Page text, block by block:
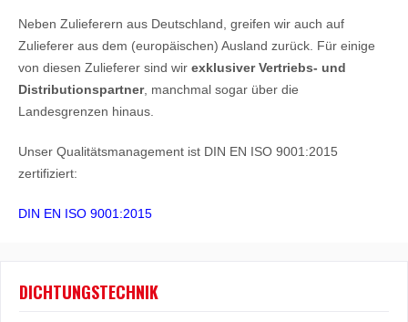
Neben Zulieferern aus Deutschland, greifen wir auch auf
Zulieferer aus dem (europäischen) Ausland zurück. Für einige
von diesen Zulieferer sind wir exklusiver Vertriebs- und
Distributionspartner, manchmal sogar über die
Landesgrenzen hinaus.
Unser Qualitätsmanagement ist DIN EN ISO 9001:2015
zertifiziert:
DIN EN ISO 9001:2015
DICHTUNGSTECHNIK